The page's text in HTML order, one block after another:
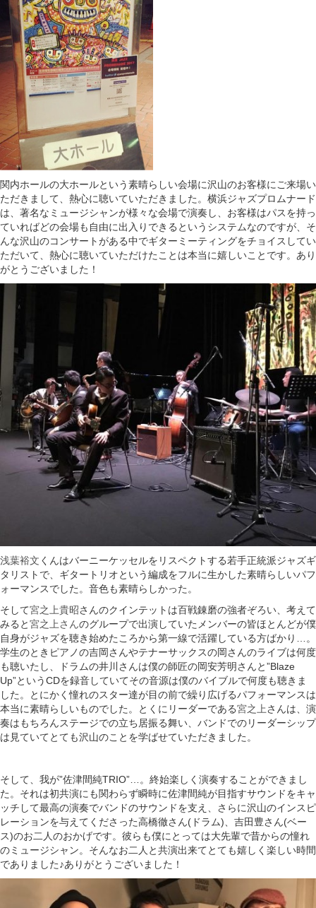
関内ホールの大ホールという素晴らしい会場に沢山のお客様にご来場い
ただきまして、熱心に聴いていただきました。横浜ジャズプロムナード
は、著名なミュージシャンが様々な会場で演奏し、お客様はパスを持っ
ていればどの会場も自由に出入りできるというシステムなのですが、そ
んな沢山のコンサートがある中でギターミーティングをチョイスしてい
ただいて、熱心に聴いていただけたことは本当に嬉しいことです。あり
がとうございました！
浅葉裕文 くんはバーニーケッセルをリスペクトする若手正統派ジャズギ
タリストで、ギタートリオという編成をフルに生かした素晴らしいパフ
ォーマンスでした。音色も素晴らしかった。
そして宮之上貴昭さんのクインテットは百戦錬磨の強者ぞろい、考えて
みると宮之上さんのグループで出演していたメンバーの皆ほとんどが僕
自身がジャズを聴き始めたころから第一線で活躍している方ばかり…。
学生のときピアノの吉岡さんやテナーサックスの岡さんのライブは何度
も聴いたし、ドラムの井川さんは僕の師匠の岡安芳明さんと”Blaze
Up”というCDを録音していてその音源は僕のバイブルで何度も聴きま
した。とにかく憧れのスター達が目の前で繰り広げるパフォーマンスは
本当に素晴らしいものでした。とくにリーダーである宮之上さんは、演
奏はもちろんステージでの立ち居振る舞い、バンドでのリーダーシップ
は見ていてとても沢山のことを学ばせていただきました。
そして、我が”佐津間純TRIO”…。終始楽しく演奏することができまし
た。それは初共演にも関わらず瞬時に佐津間純が目指すサウンドをキャ
ッチして最高の演奏でバンドのサウンドを支え、さらに沢山のインスピ
レーションを与えてくださった高橋徹さん(ドラム)、吉田豊さん(ベー
ス)のお二人のおかげです。彼らも僕にとっては大先輩で昔からの憧れ
のミュージシャン。そんなお二人と共演出来てとても嬉しく楽しい時間
でありました♪ありがとうございました！